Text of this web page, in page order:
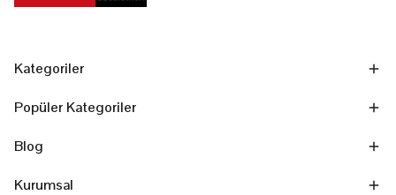
Kategoriler
Popüler Kategoriler
Blog
Kurumsal